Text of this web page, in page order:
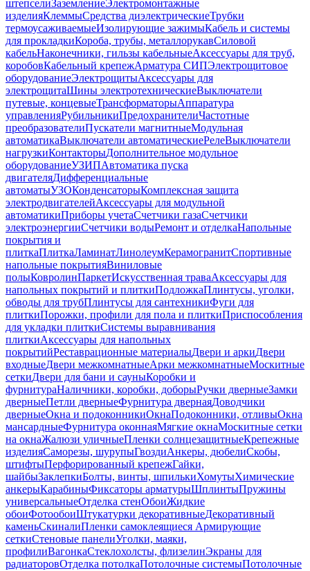
штепселиЗаземлениеЭлектромонтажные
изделияКлеммыСредства диэлектрическиеТрубки
термоусаживаемыеИзолирующие зажимыКабель и системы
для прокладкиКороба, трубы, металлорукавСиловой
кабельНаконечники, гильзы кабельныеАксессуары для труб,
коробовКабельный крепежАрматура СИПЭлектрощитовое
оборудованиеЭлектрощитыАксессуары для
электрощитаШины электротехническиеВыключатели
путевые, концевыеТрансформаторыАппаратура
управленияРубильникиПредохранителиЧастотные
преобразователиПускатели магнитныеМодульная
автоматикаВыключатели автоматическиеРелеВыключатели
нагрузкиКонтакторыДополнительное модульное
оборудованиеУЗИПАвтоматика пуска
двигателяДифференциальные
автоматыУЗОКонденсаторыКомплексная защита
электродвигателейАксессуары для модульной
автоматикиПриборы учетаСчетчики газаСчетчики
электроэнергииСчетчики водыРемонт и отделкаНапольные
покрытия и
плиткаПлиткаЛаминатЛинолеумКерамогранитСпортивные
напольные покрытияВиниловые
полыКовролинПаркетИскусственная траваАксессуары для
напольных покрытий и плиткиПодложкаПлинтусы, уголки,
обводы для трубПлинтусы для сантехникиФуги для
плиткиПорожки, профили для пола и плиткиПриспособления
для укладки плиткиСистемы выравнивания
плиткиАксессуары для напольных
покрытийРеставрационные материалыДвери и аркиДвери
входныеДвери межкомнатныеАрки межкомнатныеМоскитные
сеткиДвери для бани и сауныКоробки и
фурнитураНаличники, коробки, доборыРучки дверныеЗамки
дверныеПетли дверныеФурнитура двернаяДоводчики
дверныеОкна и подоконникиОкнаПодоконники, отливыОкна
мансардныеФурнитура оконнаяМягкие окнаМоскитные сетки
на окнаЖалюзи уличныеПленки солнцезащитныеКрепежные
изделияСаморезы, шурупыГвоздиАнкеры, дюбелиСкобы,
штифтыПерфорированный крепежГайки,
шайбыЗаклепкиБолты, винты, шпилькиХомутыХимические
анкерыКарабиныФиксаторы арматурыШплинтыПружины
универсальныеОтделка стенОбоиЖидкие
обоиФотообоиШтукатурки декоративныеДекоративный
каменьСкиналиПленки самоклеящиеся Армирующие
сеткиСтеновые панелиУголки, маяки,
профилиВагонкаСтеклохолсты, флизелинЭкраны для
радиаторовОтделка потолкаПотолочные системыПотолочные